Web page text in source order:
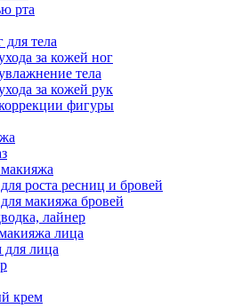
рта
тела
за кожей ног
тела
за кожей рук
фигуры
роста ресниц и бровей
макияжа бровей
лайнер
лица
лица
крем